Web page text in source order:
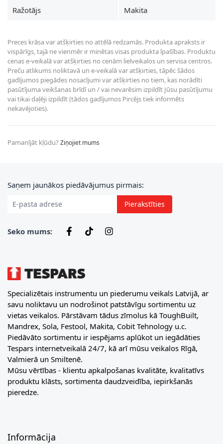
Ražotājs Makita
Preces krāsa var atšķirties no attēlā redzamās. Produkta apraksts ir
vispārīgs, tajā ne vienmēr ir minētas visas produkta īpašības. Produktu
cenas e-veikalā var atšķirties no cenām lielveikalos un servisa centros.
Preču atlikums noliktavā un e-veikalā var atšķirties, tāpēc šādos
gadījumos piegādes nosacījumi var atšķirties no tiem, kas norādīti
pasūtījuma veikšanas brīdī un / vai nevarēsim izpildīt Jūsu pasūtījumu
vai tikai daļēji izpildīt (tādos gadījumos Pircējs tiek informēts
nekavējoties).
Pamanījāt kļūdu?Ziņojiet mums
E-pasta adrese
Saņem jaunākos piedāvājumus pirmais:
Pierakstīties
Seko mums:
Specializētais instrumentu un piederumu veikals Latvijā, ar
savu noliktavu un nodrošinot patstāvīgu sortimentu uz
vietas veikalos. Pārstāvam tādus zīmolus kā ToughBuilt,
Mandrex, Sola, Festool, Makita, Cobit Tehnology u.c.
Piedāvāto sortimentu ir iespējams aplūkot un iegādāties
Tespars internetveikalā 24/7, kā arī mūsu veikalos Rīgā,
Valmierā un Smiltenē.
Mūsu vērtības - klientu apkalpošanas kvalitāte, kvalitatīvs
produktu klāsts, sortimenta daudzveidība, iepirkšanās
pieredze.
Informācija